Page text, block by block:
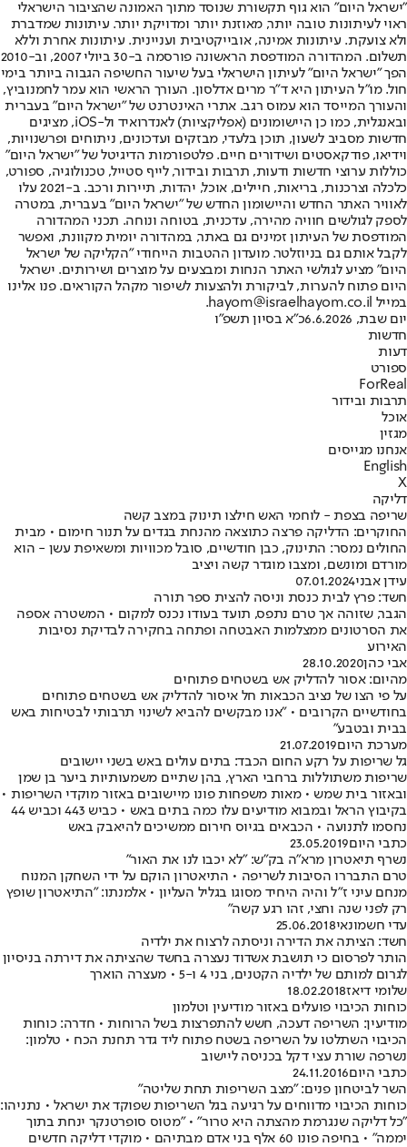
"ישראל היום" הוא גוף תקשורת שנוסד מתוך האמונה שהציבור הישראלי
ראוי לעיתונות טובה יותר, מאוזנת יותר ומדויקת יותר. עיתונות שמדברת
ולא צועקת. עיתונות אמינה, אובייקטיבית ועניינית. עיתונות אחרת וללא
תשלום. המהדורה המודפסת הראשונה פורסמה ב-30 ביולי 2007, וב-2010
הפך "ישראל היום" לעיתון הישראלי בעל שיעור החשיפה הגבוה ביותר בימי
חול. מו"ל העיתון היא ד"ר מרים אדלסון. העורך הראשי הוא עמר לחמנוביץ,
והעורך המייסד הוא עמוס רגב. אתרי האינטרנט של "ישראל היום" בעברית
ובאנגלית, כמו כן היישומונים (אפליקציות) לאנדרואיד ול-iOS, מציגים
חדשות מסביב לשעון, תוכן בלעדי, מבזקים ועדכונים, ניתוחים ופרשנויות,
וידיאו, פודקאסטים ושידורים חיים. פלטפורמות הדיגיטל של "ישראל היום"
כוללות ערוצי חדשות ודעות, תרבות ובידור, לייף סטייל, טכנולוגיה, ספורט,
כלכלה וצרכנות, בריאות, חיילים, אוכל, יהדות, תיירות ורכב. ב-2021 עלו
לאוויר האתר החדש והיישומון החדש של "ישראל היום" בעברית, במטרה
לספק לגולשים חוויה מהירה, עדכנית, בטוחה ונוחה. תכני המהדורה
המודפסת של העיתון זמינים גם באתר, במהדורה יומית מקוונת, ואפשר
לקבל אותם גם בניוזלטר. מועדון ההטבות הייחודי "הקליקה של ישראל
היום" מציע לגולשי האתר הנחות ומבצעים על מוצרים ושירותים. ישראל
היום פתוח להערות, לביקורת ולהצעות לשיפור מקהל הקוראים. פנו אלינו
במייל hayom@israelhayom.co.il.
יום שבת, 6.6.2026
כ"א בסיון תשפ"ו
חדשות
דעות
ספורט
ForReal
תרבות ובידור
אוכל
מגזין
אנחנו מגייסים
English
X
דליקה
שריפה בצפת - לוחמי האש חילצו תינוק במצב קשה
החוקרים: הדליקה פרצה כתוצאה מהנחת בגדים על תנור חימום • מבית
החולים נמסר: התינוק, כבן חודשיים, סובל מכוויות ומשאיפת עשן - הוא
מורדם ומונשם, ומצבו מוגדר קשה ויציב
עידן אבני07.01.2024
חשד: פרץ לבית כנסת וניסה להצית ספר תורה
הגבר, שזוהה אך טרם נתפס, תועד בעודו נכנס למקום • המשטרה אספה
את הסרטונים ממצלמות האבטחה ופתחה בחקירה לבדיקת נסיבות
האירוע
אבי כהן28.10.2020
מהיום: אסור להדליק אש בשטחים פתוחים
על פי הצו של נציב הכבאות חל איסור להדליק אש בשטחים פתוחים
בחודשיים הקרובים • "אנו מבקשים להביא לשינוי תרבותי לבטיחות באש
בבית ובטבע"
מערכת היום21.07.2019
גל שריפות על רקע החום הכבד: בתים עולים באש בשני יישובים
שריפות משתוללות ברחבי הארץ, בהן שתיים משמעותיות ביער בן שמן
ובאזור בית שמש • מאות משפחות פונו מיישובים באזור מוקדי השריפות •
בקיבוץ הראל ובמבוא מודיעים עלו כמה בתים באש • כביש 443 וכביש 44
נחסמו לתנועה • הכבאים בגיוס חירום ממשיכים להיאבק באש
כתבי היום23.05.2019
נשרף תיאטרון מרא"ה בק"ש: "לא יכבו לנו את האור"
טרם התבררו הסיבות לשריפה • התיאטרון הוקם על ידי השחקן המנוח
מנחם עיני ז"ל והיה היחיד מסוגו בגליל העליון • אלמנתו: "התיאטרון שופץ
רק לפני שנה וחצי, זהו רגע קשה"
עדי חשמונאי25.06.2018
חשד: הציתה את הדירה וניסתה לרצוח את ילדיה
הותר לפרסום כי תושבת אשדוד נעצרה בחשד שהציתה את דירתה בניסיון
לגרום למותם של ילדיה הקטנים, בני 4 ו-5 • מעצרה הוארך
שלומי דיאז18.02.2018
כוחות הכיבוי פועלים באזור מודיעין וטלמון
מודיעין: השריפה דעכה, חשש להתפרצות בשל הרוחות • חדרה: כוחות
הכיבוי השתלטו על השריפה בשטח פתוח ליד גדר תחנת הכח • טלמון:
נשרפה שורת עצי דקל בכניסה ליישוב
כתבי היום24.11.2016
השר לביטחון פנים: "מצב השריפות תחת שליטה"
כוחות הכיבוי מדווחים על רגיעה בגל השריפות שפוקד את ישראל • נתניהו:
"כל דליקה שנגרמת מהצתה היא טרור" • "מטוס סופרטנקר ינחת בתוך
יממה" • בחיפה פונו 60 אלף בני אדם מבתיהם • מוקדי דליקה חדשים